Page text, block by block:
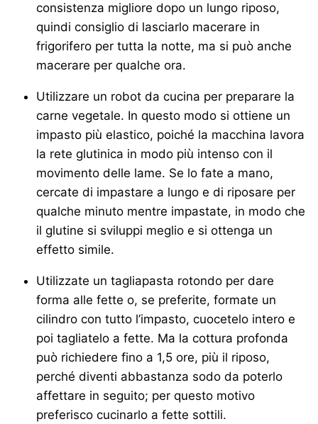
consistenza migliore dopo un lungo riposo,
quindi consiglio di lasciarlo macerare in
frigorifero per tutta la notte, ma si può anche
macerare per qualche ora.
Utilizzare un robot da cucina per preparare la
carne vegetale. In questo modo si ottiene un
impasto più elastico, poiché la macchina lavora
la rete glutinica in modo più intenso con il
movimento delle lame. Se lo fate a mano,
cercate di impastare a lungo e di riposare per
qualche minuto mentre impastate, in modo che
il glutine si sviluppi meglio e si ottenga un
effetto simile.
Utilizzate un tagliapasta rotondo per dare
forma alle fette o, se preferite, formate un
cilindro con tutto l’impasto, cuocetelo intero e
poi tagliatelo a fette. Ma la cottura profonda
può richiedere fino a 1,5 ore, più il riposo,
perché diventi abbastanza sodo da poterlo
affettare in seguito; per questo motivo
preferisco cucinarlo a fette sottili.